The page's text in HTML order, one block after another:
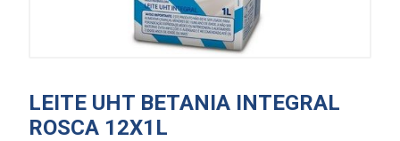
LEITE UHT BETANIA INTEGRAL
ROSCA 12X1L